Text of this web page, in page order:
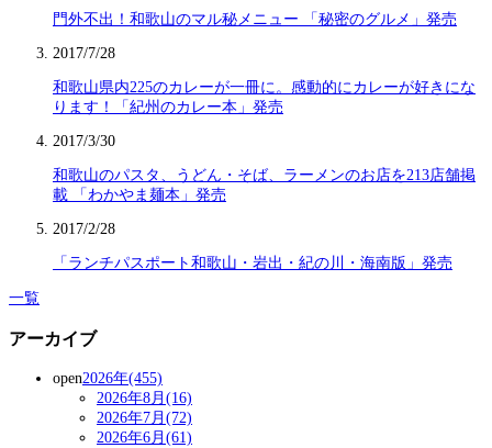
門外不出！和歌山のマル秘メニュー 「秘密のグルメ」発売
2017/7/28
和歌山県内225のカレーが一冊に。感動的にカレーが好きにな
ります！「紀州のカレー本」発売
2017/3/30
和歌山のパスタ、うどん・そば、ラーメンのお店を213店舗掲
載 「わかやま麺本」発売
2017/2/28
「ランチパスポート和歌山・岩出・紀の川・海南版」発売
一覧
アーカイブ
open2026年(455)
2026年8月(16)
2026年7月(72)
2026年6月(61)